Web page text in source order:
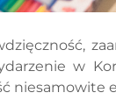
w
niesamowite